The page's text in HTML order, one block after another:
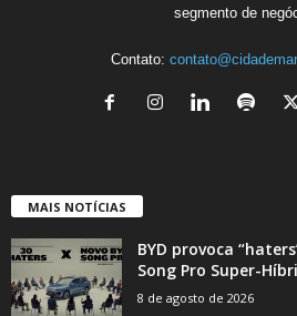
segmento de
Contato:
MAIS NOTÍCIAS
BYD provoca
Song Pro Super-
8 de agosto de 2026